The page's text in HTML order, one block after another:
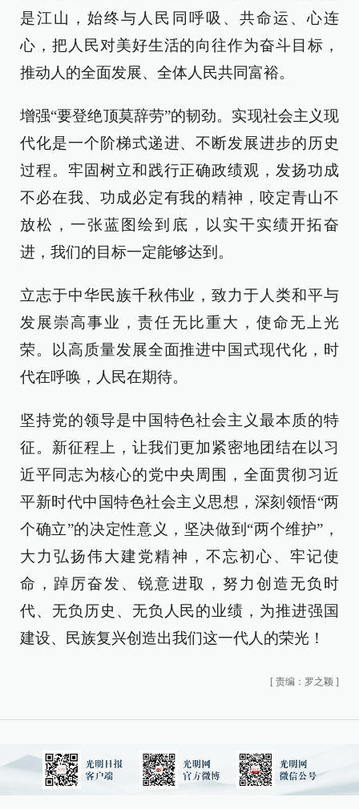
是江山，始终与人民同呼吸、共命运、心连
心，把人民对美好生活的向往作为奋斗目标，
推动人的全面发展、全体人民共同富裕。
增强“要登绝顶莫辞劳”的韧劲。实现社会主义现
代化是一个阶梯式递进、不断发展进步的历史
过程。牢固树立和践行正确政绩观，发扬功成
不必在我、功成必定有我的精神，咬定青山不
放松，一张蓝图绘到底，以实干实绩开拓奋
进，我们的目标一定能够达到。
立志于中华民族千秋伟业，致力于人类和平与
发展崇高事业，责任无比重大，使命无上光
荣。以高质量发展全面推进中国式现代化，时
代在呼唤，人民在期待。
坚持党的领导是中国特色社会主义最本质的特
征。新征程上，让我们更加紧密地团结在以习
近平同志为核心的党中央周围，全面贯彻习近
平新时代中国特色社会主义思想，深刻领悟“两
个确立”的决定性意义，坚决做到“两个维护”，
大力弘扬伟大建党精神，不忘初心、牢记使
命，踔厉奋发、锐意进取，努力创造无负时
代、无负历史、无负人民的业绩，为推进强国
建设、民族复兴创造出我们这一代人的荣光！
[ 责编：罗之颖 ]